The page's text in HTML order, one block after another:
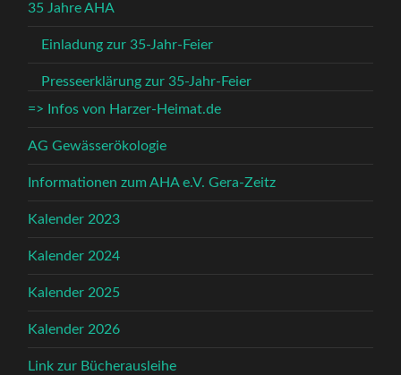
35 Jahre AHA
Einladung zur 35-Jahr-Feier
Presseerklärung zur 35-Jahr-Feier
=> Infos von Harzer-Heimat.de
AG Gewässerökologie
Informationen zum AHA e.V. Gera-Zeitz
Kalender 2023
Kalender 2024
Kalender 2025
Kalender 2026
Link zur Bücherausleihe